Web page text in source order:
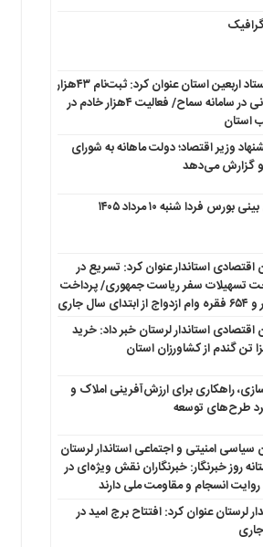
دبیر ستاد اربعین استان عنوان کرد: ثبت‌نام ۴۳هزار
لرستانی در سامانه سماح/ فعالیت ۴هزار خادم در
استان
وزیر اقتصاد؛ دولت ماهانه به شورای
گزارش می‌دهد
بورس فردا شنبه ۱۰ مرداد ۱۴۰۵
اقتصادی استاندار عنوان کرد: تسریع در
تسهیلات سفر ریاست جمهوری/ پرداخت
اقتصادی استاندار لرستان خبر داد: خرید
راهکاری برای ارزش‌آفرینی املاک و
طرح‌های توسعه
سیاسی امنیتی و اجتماعی استاندار لرستان
روز خبرنگار: خبرنگاران نقش ویژه‌ای در
روایت انسجام و مقاومت ملی دارند
لرستان عنوان کرد: افتتاح برج امید در